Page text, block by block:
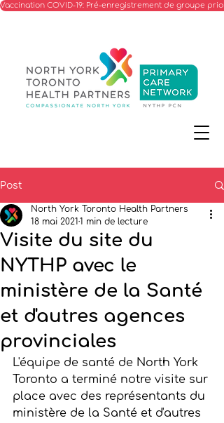
Vaccination COVID-19: Pré-enregistrement de groupe
Post
Visite du site du
NYTHP avec le
ministère de la Santé
et d'autres agences
provinciales
North York Toronto Health Partners
18 mai 2021 1 min de lecture
L'équipe de santé de North York
Toronto a terminé notre visite sur
place avec des représentants du
ministère de la Santé et d'autres